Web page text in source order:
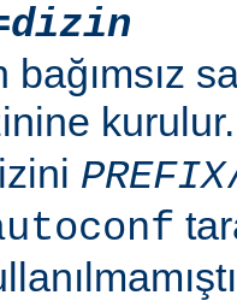
dizin
bağımsız
kurulur.
PREFIX